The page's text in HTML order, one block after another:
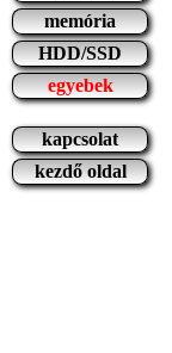
memória
HDD/SSD
egyebek
kapcsolat
kezdő oldal